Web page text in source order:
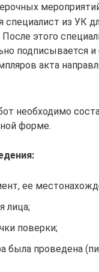
специалист из УК
После этого
подписывается
акта
необходимо
форме.
ее
лица;
поверки;
была проведена